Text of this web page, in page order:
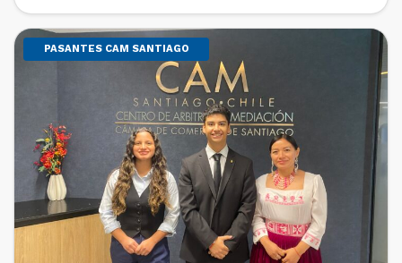
la CCS, Carlos Soublette, sostuvieron un encuentro […]
PASANTES CAM SANTIAGO